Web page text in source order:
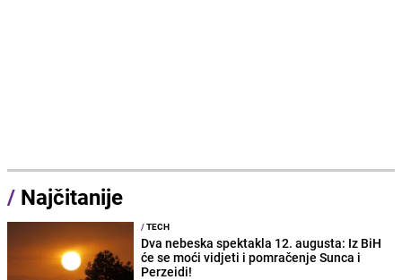
/ Najčitanije
/TECH
Dva nebeska spektakla 12. augusta: Iz BiH
će se moći vidjeti i pomračenje Sunca i
Perzeidi!